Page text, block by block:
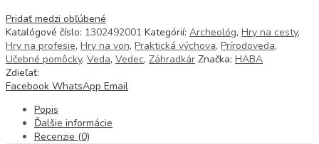
Pridať medzi obľúbené
Katalógové číslo: 1302492001 Kategórií: Archeológ, Hry na cesty,
Hry na profesie, Hry na von, Praktická výchova, Prírodoveda,
Učebné pomôcky, Veda, Vedec, Záhradkár Značka: HABA
Zdieľať:
Facebook WhatsApp Email
Popis
Ďalšie informácie
Recenzie (0)